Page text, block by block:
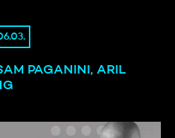
PAGANINI, ARIL